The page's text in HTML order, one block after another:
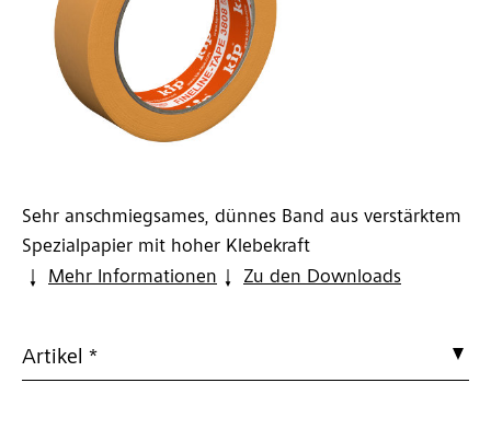
Sehr anschmiegsames, dünnes Band aus verstärktem
Spezialpapier mit hoher Klebekraft
Mehr Informationen
Zu den Downloads
Artikel *